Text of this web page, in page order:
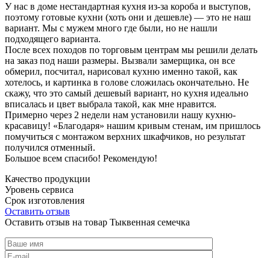
У нас в доме нестандартная кухня из-за короба и выступов,
поэтому готовые кухни (хоть они и дешевле) — это не наш
вариант. Мы с мужем много где были, но не нашли
подходящего варианта.
После всех походов по торговым центрам мы решили делать
на заказ под наши размеры. Вызвали замерщика, он все
обмерил, посчитал, нарисовал кухню именно такой, как
хотелось, и картинка в голове сложилась окончательно. Не
скажу, что это самый дешевый вариант, но кухня идеально
вписалась и цвет выбрала такой, как мне нравится.
Примерно через 2 недели нам установили нашу кухню-
красавицу! «Благодаря» нашим кривым стенам, им пришлось
помучиться с монтажом верхних шкафчиков, но результат
получился отменный.
Большое всем спасибо! Рекомендую!
Качество продукции
Уровень сервиса
Срок изготовления
Оставить отзыв
Оставить отзыв на товар Тыквенная семечка